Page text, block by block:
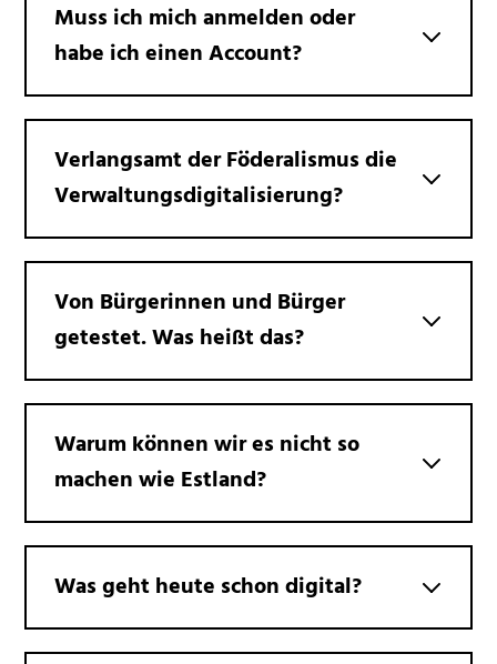
Muss ich mich anmelden oder
habe ich einen Account?
Verlangsamt der Föderalismus die
Verwaltungsdigitalisierung?
Von Bürgerinnen und Bürger
getestet. Was heißt das?
Warum können wir es nicht so
machen wie Estland?
Was geht heute schon digital?